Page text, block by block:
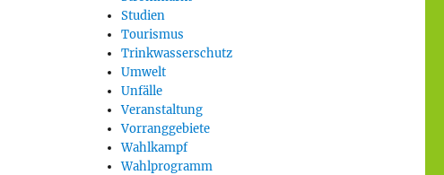
Studien
Tourismus
Trinkwasserschutz
Umwelt
Unfälle
Veranstaltung
Vorranggebiete
Wahlkampf
Wahlprogramm